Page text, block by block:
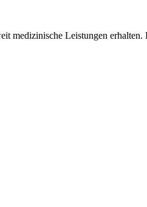
medizinische Leistungen